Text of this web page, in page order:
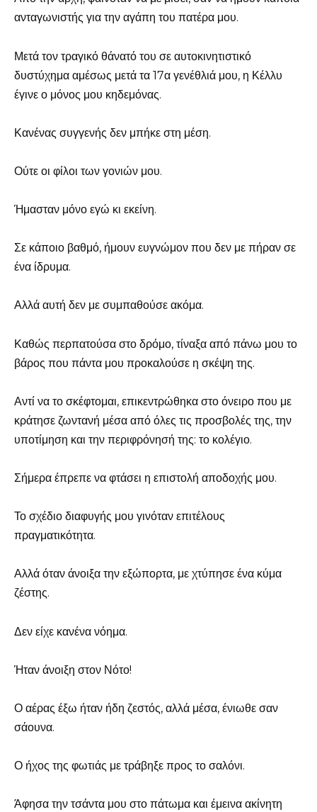
ανταγωνιστής για την αγάπη του πατέρα μου.
Μετά τον τραγικό θάνατό του σε αυτοκινητιστικό
δυστύχημα αμέσως μετά τα 17α γενέθλιά μου, η Κέλλυ
έγινε ο μόνος μου κηδεμόνας.
Κανένας συγγενής δεν μπήκε στη μέση.
Ούτε οι φίλοι των γονιών μου.
Ήμασταν μόνο εγώ κι εκείνη.
Σε κάποιο βαθμό, ήμουν ευγνώμον που δεν με πήραν σε
ένα ίδρυμα.
Αλλά αυτή δεν με συμπαθούσε ακόμα.
Καθώς περπατούσα στο δρόμο, τίναξα από πάνω μου το
βάρος που πάντα μου προκαλούσε η σκέψη της.
Αντί να το σκέφτομαι, επικεντρώθηκα στο όνειρο που με
κράτησε ζωντανή μέσα από όλες τις προσβολές της, την
υποτίμηση και την περιφρόνησή της: το κολέγιο.
Σήμερα έπρεπε να φτάσει η επιστολή αποδοχής μου.
Το σχέδιο διαφυγής μου γινόταν επιτέλους
πραγματικότητα.
Αλλά όταν άνοιξα την εξώπορτα, με χτύπησε ένα κύμα
ζέστης.
Δεν είχε κανένα νόημα.
Ήταν άνοιξη στον Νότο!
Ο αέρας έξω ήταν ήδη ζεστός, αλλά μέσα, ένιωθε σαν
σάουνα.
Ο ήχος της φωτιάς με τράβηξε προς το σαλόνι.
Άφησα την τσάντα μου στο πάτωμα και έμεινα ακίνητη